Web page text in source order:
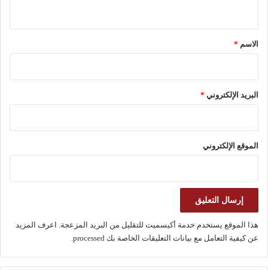
*الاسم *
البريد الإلكتروني *
الموقع الإلكتروني
هذا الموقع يستخدم خدمة أكيسميت للتقليل من البريد المزعجة. اعرف المزيد
عن كيفية التعامل مع بيانات التعليقات الخاصة بك processed
.